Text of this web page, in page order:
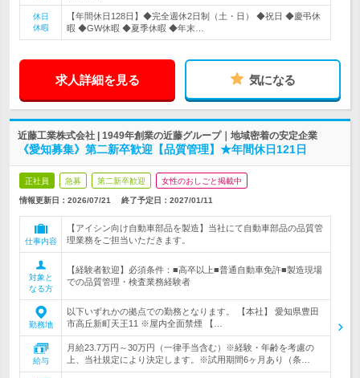
休日
休暇
【年間休日128日】◆完全週休2日制（土・日） ◆祝日 ◆慶弔休
暇 ◆GW休暇 ◆夏季休暇 ◆年末…
求人詳細を見る 気になる
近藤工業株式会社 | 1949年創業の近藤グループ｜地域密着の安定企業
《愛知募集》第二新卒歓迎【品質管理】★年間休日121日
正社員 急募 第二新卒歓迎 女性のおしごと掲載中
情報更新日：2026/07/21 終了予定日： 2027/01/11
仕事内容
【アイシン向け自動車部品を製造】当社にて自動車部品の品質管
理業務をご担当いただきます。
対象と
なる方
【経験者歓迎】必須条件：■高卒以上■普通自動車免許■製造現場
での品質管理・検査業務経験者
勤務地
以下いずれかの拠点での勤務となります。 【本社】 愛知県豊田
市高丘新町天王11 ※屋内全面禁煙 【…
給与
月給23.7万円～30万円（一律手当含む）※経験・年齢を考慮の
上、当社規定により決定します。※試用期間6ヶ月あり（条…